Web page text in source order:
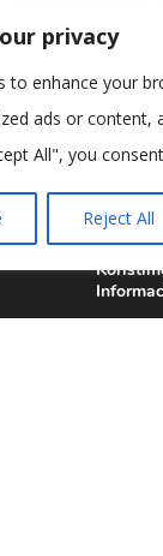
privacy
to enhance your
ads or content,
All", you
Reject All